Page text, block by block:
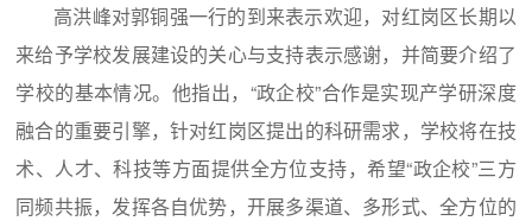
高洪峰对郭铜强一行的到来表示欢迎，对红岗区长期以
来给予学校发展建设的关心与支持表示感谢，并简要介绍了
学校的基本情况。他指出，“政企校”合作是实现产学研深度
融合的重要引擎，针对红岗区提出的科研需求，学校将在技
术、人才、科技等方面提供全方位支持，希望“政企校”三方
同频共振，发挥各自优势，开展多渠道、多形式、全方位的